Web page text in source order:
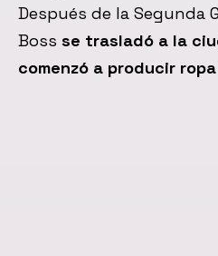
Después de la Segunda
Boss se trasladó a la
comenzó a producir